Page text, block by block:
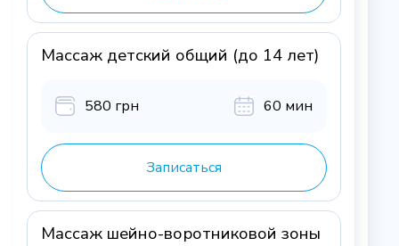
Массаж детский общий (до 14 лет)
580 грн 60 мин
Записаться
Массаж шейно-воротниковой зоны